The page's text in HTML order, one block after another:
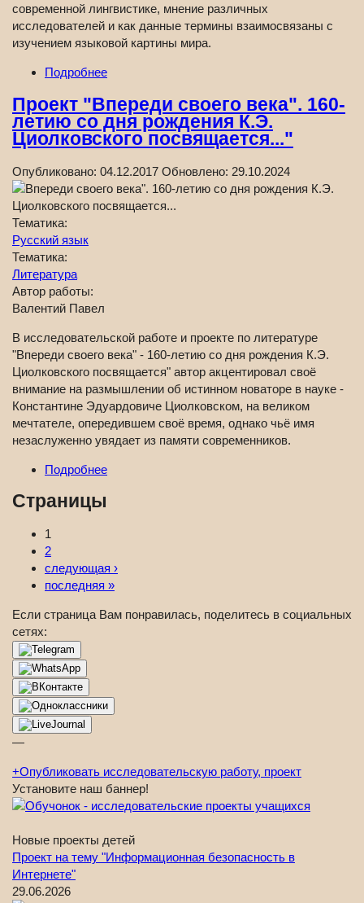
современной лингвистике, мнение различных
исследователей и как данные термины взаимосвязаны с
изучением языковой картины мира.
Подробнее
Проект "Впереди своего века". 160-
летию со дня рождения К.Э.
Циолковского посвящается..."
Опубликовано: 04.12.2017 Обновлено: 29.10.2024
Тематика:
Русский язык
Тематика:
Литература
Автор работы:
Валентий Павел
В исследовательской работе и проекте по литературе
"Впереди своего века" - 160-летию со дня рождения К.Э.
Циолковского посвящается" автор акцентировал своё
внимание на размышлении об истинном новаторе в науке -
Константине Эдуардовиче Циолковском, на великом
мечтателе, опередившем своё время, однако чьё имя
незаслуженно увядает из памяти современников.
Подробнее
Страницы
1
2
следующая ›
последняя »
Если страница Вам понравилась, поделитесь в социальных
сетях:
—
+Опубликовать исследовательскую работу, проект
Установите наш баннер!
Новые проекты детей
Проект на тему "Информационная безопасность в
Интернете"
29.06.2026